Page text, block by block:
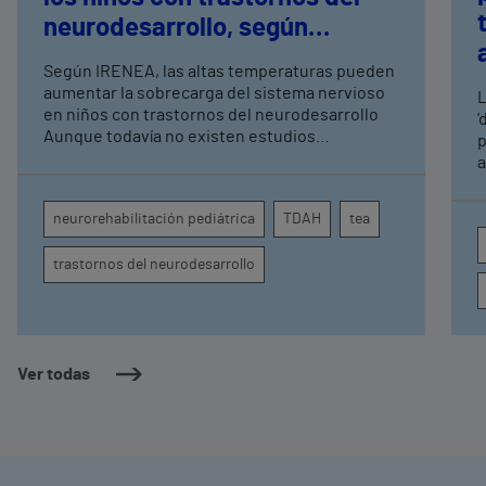
Ver todas
neurodesarrollo, según
neurorrehabilitación
pediátrica de Vithas
Según IRENEA, las altas temperaturas pueden
aumentar la sobrecarga del sistema nervioso
en niños con trastornos del neurodesarrollo
Aunque todavía no existen estudios
atención, la regulación emocional y la
conducta
neurorehabilitación pediátrica TDAH tea
trastornos del neurodesarrollo